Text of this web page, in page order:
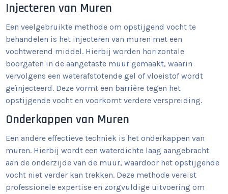
Injecteren van Muren
Een veelgebruikte methode om opstijgend vocht te
behandelen is het injecteren van muren met een
vochtwerend middel. Hierbij worden horizontale
boorgaten in de aangetaste muur gemaakt, waarin
vervolgens een waterafstotende gel of vloeistof wordt
geïnjecteerd. Deze vormt een barrière tegen het
opstijgende vocht en voorkomt verdere verspreiding.
Onderkappen van Muren
Een andere effectieve techniek is het onderkappen van
muren. Hierbij wordt een waterdichte laag aangebracht
aan de onderzijde van de muur, waardoor het opstijgende
vocht niet verder kan trekken. Deze methode vereist
professionele expertise en zorgvuldige uitvoering om